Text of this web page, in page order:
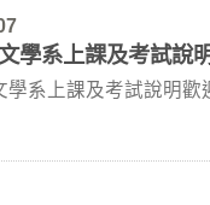
學系上課及考試說
學系上課及考試說明